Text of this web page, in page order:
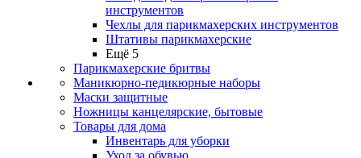
инструментов
Чехлы для парикмахерских инструментов
Штативы парикмахерские
Ещё 5
Парикмахерские бритвы
Маникюрно-педикюрные наборы
Маски защитные
Ножницы канцелярские, бытовые
Товары для дома
Инвентарь для уборки
Уход за обувью